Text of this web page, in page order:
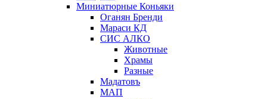
Миниатюрные Коньяки
Оганян Бренди
Мараси КД
СИС АЛКО
Животные
Храмы
Разные
Мадатовъ
МАП